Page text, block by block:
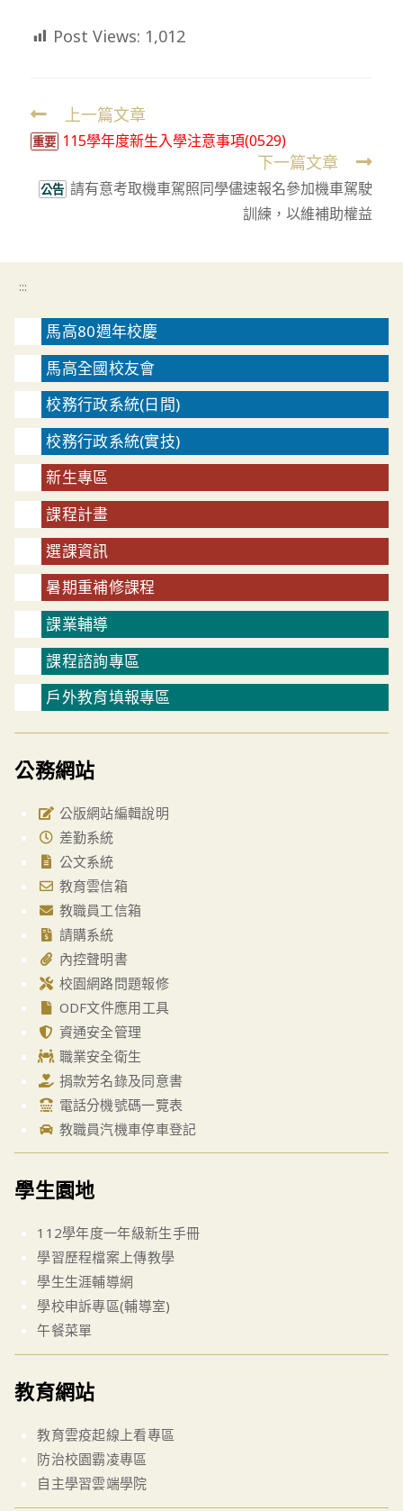
Post Views: 1,012
Read
more
上一篇文章
重要 115學年度新生入學注意事項(0529)
下一篇文章
公告 請有意考取機車駕照同學儘速報名參加機車駕駛
訓練，以維補助權益
:::
馬高80週年校慶
馬高全國校友會
校務行政系統(日間)
校務行政系統(實技)
新生專區
課程計畫
選課資訊
暑期重補修課程
課業輔導
課程諮詢專區
戶外教育填報專區
公務網站
公版網站編輯說明
差勤系統
公文系統
教育雲信箱
教職員工信箱
請購系統
內控聲明書
校園網路問題報修
ODF文件應用工具
資通安全管理
職業安全衛生
捐款芳名錄及同意書
電話分機號碼一覽表
教職員汽機車停車登記
學生園地
112學年度一年級新生手冊
學習歷程檔案上傳教學
學生生涯輔導網
學校申訴專區(輔導室)
午餐菜單
教育網站
教育雲疫起線上看專區
防治校園霸凌專區
自主學習雲端學院